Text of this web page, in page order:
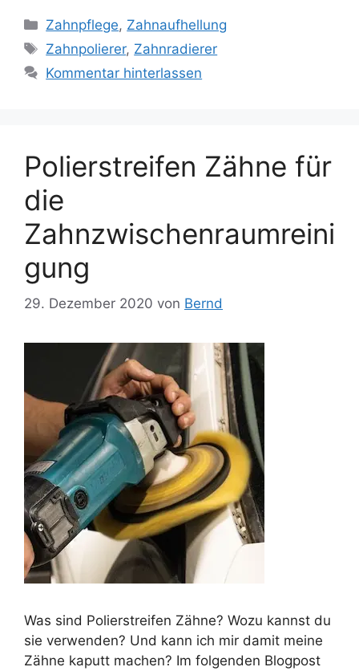
Kategorien
Zahnpflege, Zahnaufhellung
Schlagwörter
Zahnpolierer, Zahnradierer
Kommentar hinterlassen
Polierstreifen Zähne für
die
Zahnzwischenraumreini
gung
29. Dezember 2020 von Bernd
Was sind Polierstreifen Zähne? Wozu kannst du
sie verwenden? Und kann ich mir damit meine
Zähne kaputt machen? Im folgenden Blogpost